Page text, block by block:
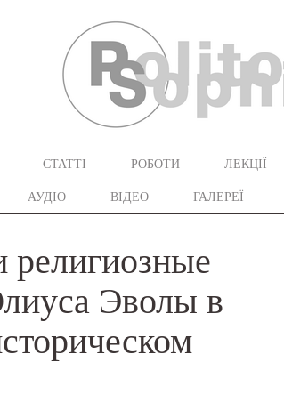
СТАТТІ РОБОТИ ЛЕКЦІЇ
АУДІО ВІДЕО ГАЛЕРЕЇ
религиозные
Эволы в